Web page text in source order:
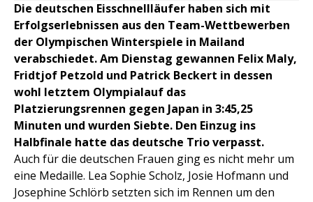
Die deutschen Eisschnellläufer haben sich mit
Erfolgserlebnissen aus den Team-Wettbewerben
der Olympischen Winterspiele in Mailand
verabschiedet. Am Dienstag gewannen Felix Maly,
Fridtjof Petzold und Patrick Beckert in dessen
wohl letztem Olympialauf das
Platzierungsrennen gegen Japan in 3:45,25
Minuten und wurden Siebte. Den Einzug ins
Halbfinale hatte das deutsche Trio verpasst.
Auch für die deutschen Frauen ging es nicht mehr um
eine Medaille. Lea Sophie Scholz, Josie Hofmann und
Josephine Schlörb setzten sich im Rennen um den